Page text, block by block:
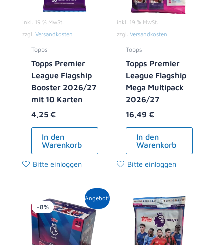
inkl. 19 % MwSt.
zzgl. Versandkosten
Topps
Topps Premier
League Flagship
Booster 2026/27
mit 10 Karten
4,25 €
In den
Warenkorb
Bitte einloggen
inkl. 19 % MwSt.
zzgl. Versandkosten
Topps
Topps Premier
League Flagship
Mega Multipack
2026/27
16,49 €
In den
Warenkorb
Bitte einloggen
Angebot!
-8%
Ursprünglicher
Preis
war:
119,00 €
Aktueller
Preis
ist:
108,99 €.